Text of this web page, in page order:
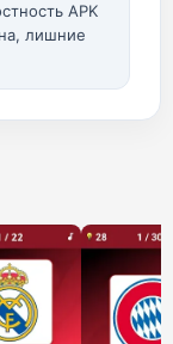
APK
лишние